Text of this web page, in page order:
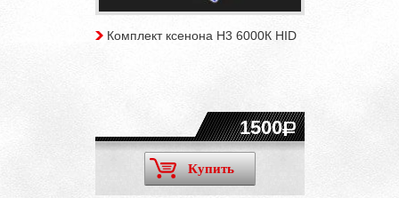
Комплект ксенона H3 6000К HID
1500
Купить